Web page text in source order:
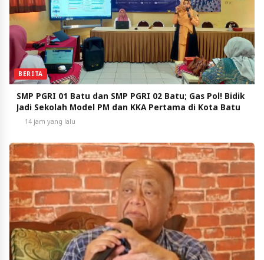
BERITA
SMP PGRI 01 Batu dan SMP PGRI 02 Batu; Gas Pol! Bidik
Jadi Sekolah Model PM dan KKA Pertama di Kota Batu
14 jam yang lalu